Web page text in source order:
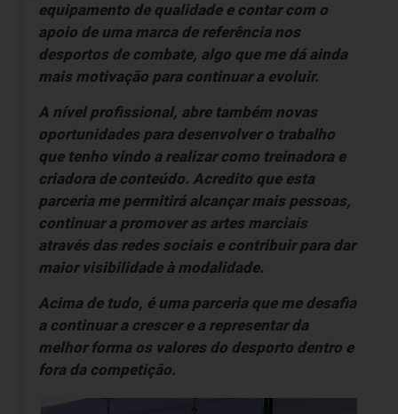
equipamento de qualidade e contar com o
apoio de uma marca de referência nos
desportos de combate, algo que me dá ainda
mais motivação para continuar a evoluir.
A nível profissional, abre também novas
oportunidades para desenvolver o trabalho
que tenho vindo a realizar como treinadora e
criadora de conteúdo. Acredito que esta
parceria me permitirá alcançar mais pessoas,
continuar a promover as artes marciais
através das redes sociais e contribuir para dar
maior visibilidade à modalidade.
Acima de tudo, é uma parceria que me desafia
a continuar a crescer e a representar da
melhor forma os valores do desporto dentro e
fora da competição.